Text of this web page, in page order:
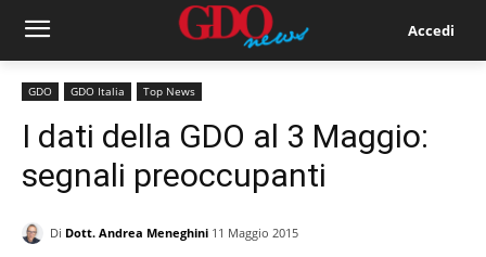
Accedi
GDO GDO Italia Top News
I dati della GDO al 3 Maggio:
segnali preoccupanti
Di Dott. Andrea Meneghini 11 Maggio 2015